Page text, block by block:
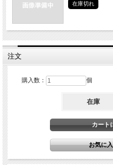
在庫切れ
注文
購入数： 個
在庫